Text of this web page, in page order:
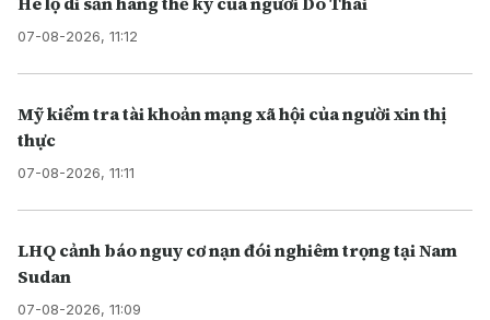
07-08-2026, 11:12
Mỹ kiểm tra tài khoản mạng xã hội của người xin thị
thực
07-08-2026, 11:11
LHQ cảnh báo nguy cơ nạn đói nghiêm trọng tại Nam
Sudan
07-08-2026, 11:09